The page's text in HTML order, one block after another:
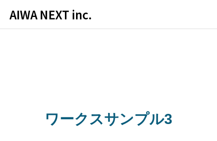
AIWA NEXT inc.
ワークスサンプル3